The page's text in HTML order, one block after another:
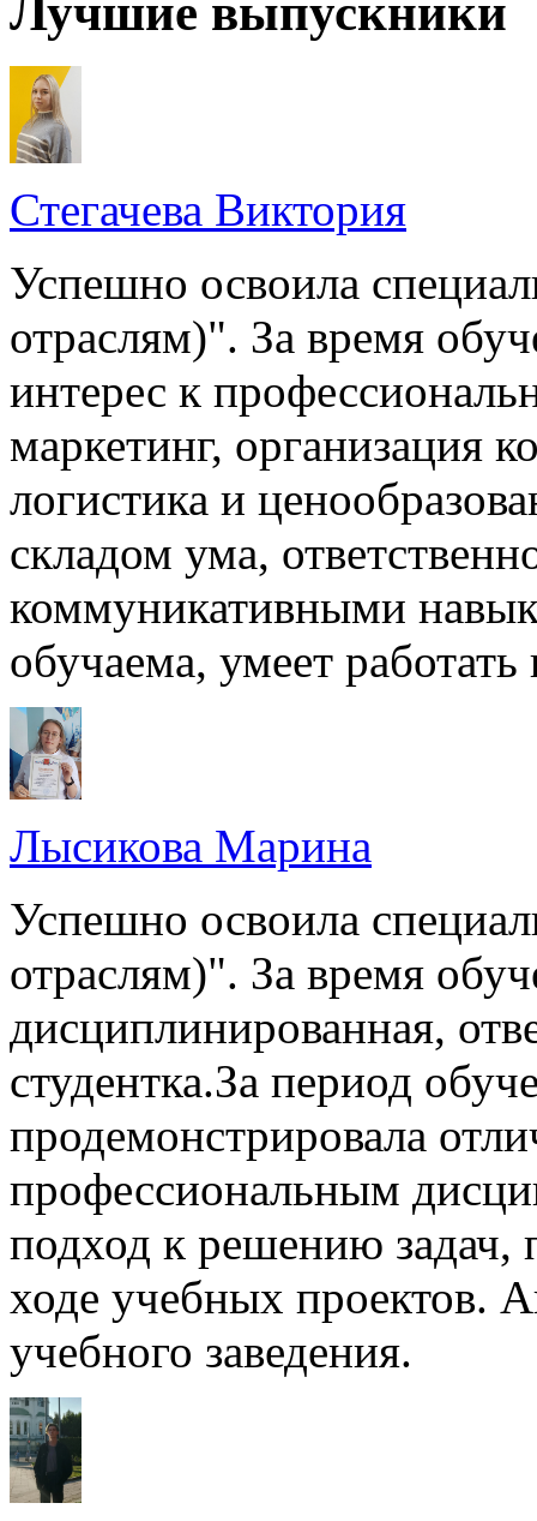
Лучшие выпускники
Стегачева Виктория
Успешно освоила
отраслям)". За время
интерес к
маркетинг, организация
логистика и
складом ума,
коммуникативными
обучаема, умеет работать
Лысикова Марина
Успешно освоила
отраслям)". За время
дисциплинированная,
студентка.За период
продемонстрировала
профессиональным
подход к решению задач,
ходе учебных проектов.
учебного заведения.